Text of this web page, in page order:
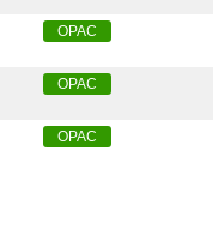
OPAC
OPAC
OPAC